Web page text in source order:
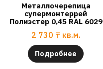
Металлочерепица
супермонтеррей
Полиэстер 0,45 RAL 6029
2 730 ₸ кв.м.
Подробнее